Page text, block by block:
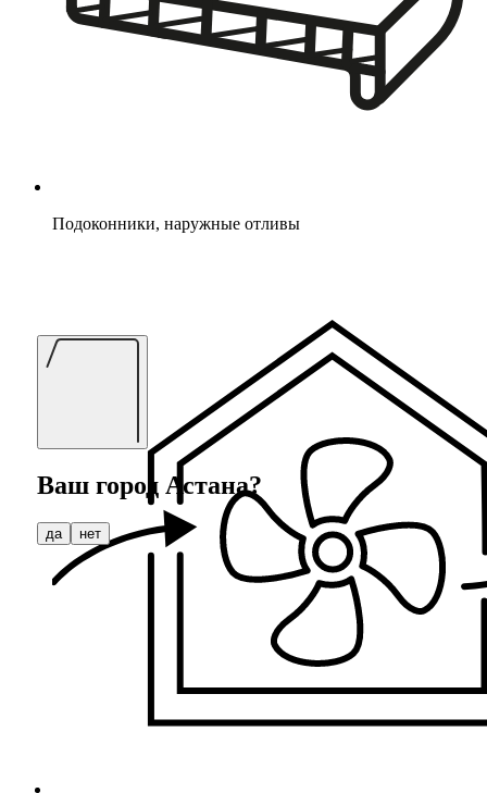
Подоконники, наружные отливы
Ваш город Астана?
да нет